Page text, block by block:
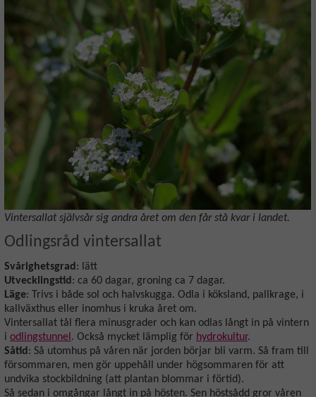
Vintersallat självsår sig andra året om den får stå kvar i landet.
Odlingsråd vintersallat
Svårighetsgrad : lätt
Utvecklingstid : ca 60 dagar, groning ca 7 dagar.
Läge: Trivs i både sol och halvskugga. Odla i köksland, pallkrage, i
kallväxthus eller inomhus i kruka året om.
Vintersallat tål flera minusgrader och kan odlas långt in på vintern
i odlingstunnel . Också mycket lämplig för hydrokultur.
Såtid : Så utomhus på våren när jorden börjar bli varm. Så fram till
försommaren, men gör uppehåll under högsommaren för att
undvika stockbildning (att plantan blommar i förtid).
Så sedan i omgångar långt in på hösten. Sen höstsådd gror våren